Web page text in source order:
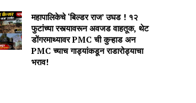
महापालिकेचे ‘बिल्डर राज’ उघड ! १२
फुटांच्या रस्त्यावरून अवजड वाहतूक, थेट
डोंगरमाथ्यावर PMC ची कुऱ्हाड अन
PMC च्याच गाड्यांकडून राडारोड्याचा
भराव!